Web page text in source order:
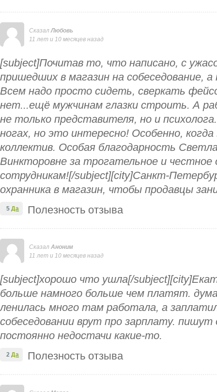
СказалЛюбовь
11 лет и 10 месяцев назад
[subject]Почитав то, что написано, с
пришедших в магазин на собеседование,
Всем надо просто сидеть, сверкать
нет...ещё мужчинам глазки строить. А
не только представителя, но и
ногах, но это интересно! Особенно,
коллектив. Особая благодарность
Винкторовне за трогательное и
сотрудникам![/subject][city]Санкт-
охранника в магазин, чтобы продавцы
Полезность отзыва
5 Да
Сказал Аноним
11 лет и 10 месяцев назад
[subject]хорошо что ушла[/
больше намного больше чем платят.
ленилась много там работала, а
собеседовании врут про зарплату. пишут
постоянно недостачи какие-то.
Полезность отзыва
2 Да